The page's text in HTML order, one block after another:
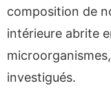
composition de
intérieure abrite
investigués.